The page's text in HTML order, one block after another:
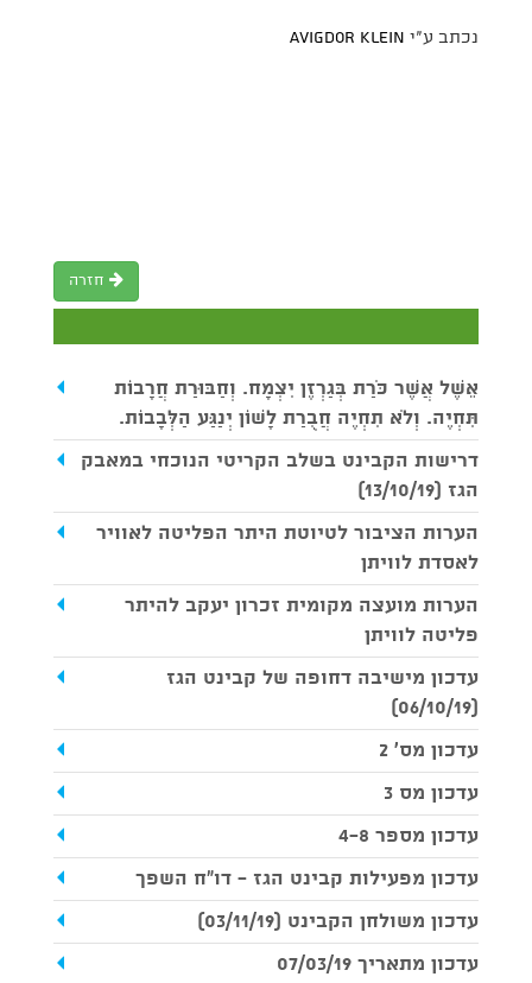
נכתב ע"י Avigdor Klein
חזרה
אֵשֶׁל אֲשֶׁר כֹּרַת בְּגַרְזֶן יִצְמָח. וְחַבּוּרַת חֲרָבוֹת
תִּחְיֶה. וְלֹא תִחְיֶה חֲבֻרַת לָשׁוֹן יְנַגַּע הַלְּבָבוֹת.
דרישות הקבינט בשלב הקריטי הנוכחי במאבק
הגז (13/10/19)
הערות הציבור לטיוטת היתר הפליטה לאוויר
לאסדת לוויתן
הערות מועצה מקומית זכרון יעקב להיתר
פליטה לוויתן
עדכון מישיבה דחופה של קבינט הגז
(06/10/19)
עדכון מס' 2
עדכון מס 3
עדכון מספר 4-8
עדכון מפעילות קבינט הגז - דו"ח השפך
עדכון משולחן הקבינט‏‏ (03/11/19)
עדכון מתאריך 07/03/19